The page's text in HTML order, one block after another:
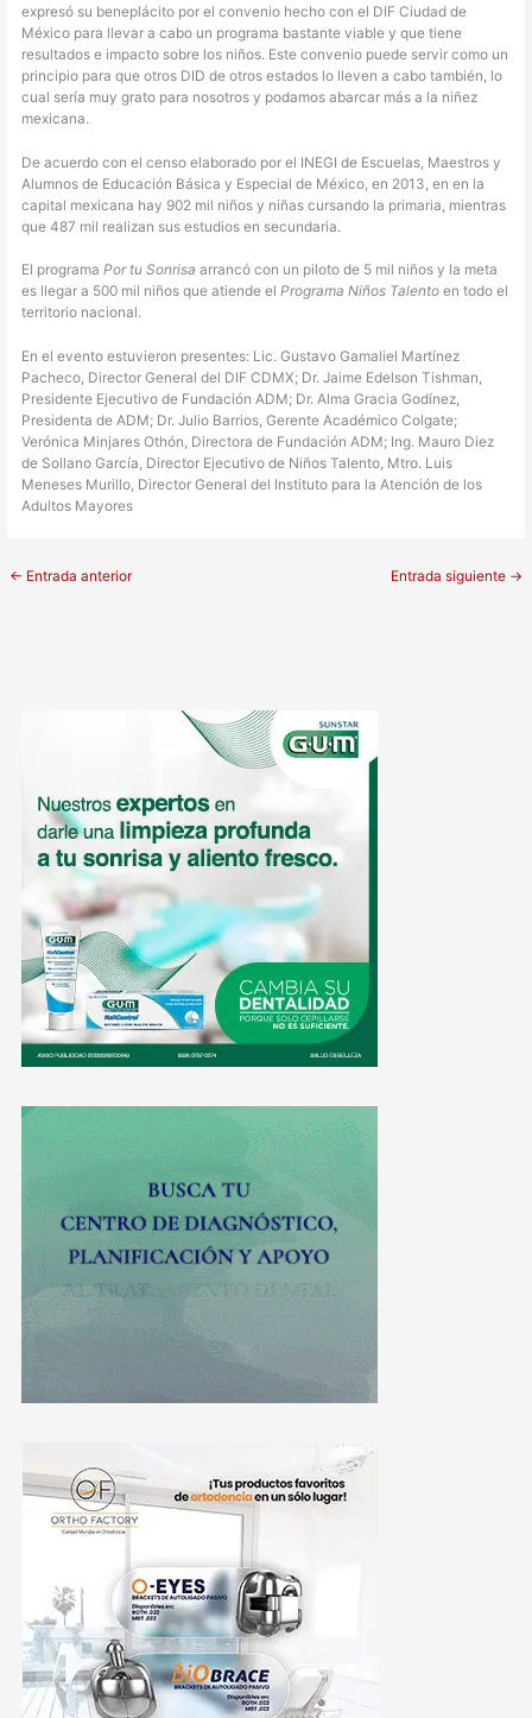
expresó su beneplácito por el convenio hecho con el DIF Ciudad de
México para llevar a cabo un programa bastante viable y que tiene
resultados e impacto sobre los niños. Este convenio puede servir como un
principio para que otros DID de otros estados lo lleven a cabo también, lo
cual sería muy grato para nosotros y podamos abarcar más a la niñez
mexicana.
De acuerdo con el censo elaborado por el INEGI de Escuelas, Maestros y
Alumnos de Educación Básica y Especial de México, en 2013, en en la
capital mexicana hay 902 mil niños y niñas cursando la primaria, mientras
que 487 mil realizan sus estudios en secundaria.
El programaPor tu Sonrisa arrancó con un piloto de 5 mil niños y la meta
es llegar a 500 mil niños que atiende elPrograma Niños Talento en todo el
territorio nacional.
En el evento estuvieron presentes: Lic. Gustavo Gamaliel Martínez
Pacheco, Director General del DIF CDMX; Dr. Jaime Edelson Tishman,
Presidente Ejecutivo de Fundación ADM; Dr. Alma Gracia Godínez,
Presidenta de ADM; Dr. Julio Barrios, Gerente Académico Colgate;
Verónica Minjares Othón, Directora de Fundación ADM; Ing. Mauro Diez
de Sollano García, Director Ejecutivo de Niños Talento, Mtro. Luis
Meneses Murillo, Director General del Instituto para la Atención de los
Adultos Mayores
← Entrada anterior Entrada siguiente →